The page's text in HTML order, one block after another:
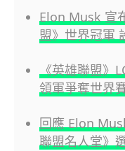
Elon Musk 宣
盟》世界冠軍
《英雄聯盟》
領軍爭奪世界
回應 Elon
聯盟名人堂》